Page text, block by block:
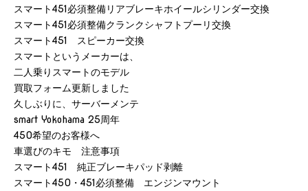
スマート451必須整備リアブレーキホイールシリンダー交換
スマート451必須整備クランクシャフトプーリ交換
スマート451 スピーカー交換
スマートというメーカーは、
二人乗りスマートのモデル
買取フォーム更新しました
久しぶりに、サーバーメンテ
smart Yokohama 25周年
450希望のお客様へ
車選びのキモ 注意事項
スマート451 純正ブレーキパッド剥離
スマート450・451必須整備 エンジンマウント